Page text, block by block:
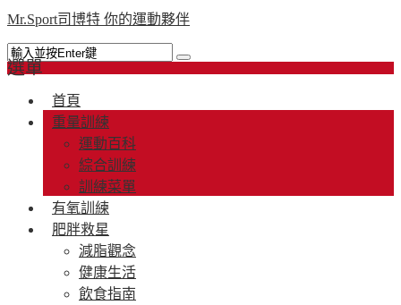
Mr.Sport司博特 你的運動夥伴
選單
首頁
重量訓練
運動百科
綜合訓練
訓練菜單
有氧訓練
肥胖救星
減脂觀念
健康生活
飲食指南